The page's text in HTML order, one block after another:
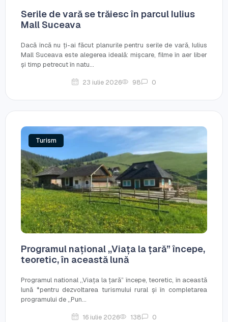
Serile de vară se trăiesc în parcul Iulius
Mall Suceava
Dacă încă nu ți-ai făcut planurile pentru serile de vară, Iulius
Mall Suceava este alegerea ideală: mișcare, filme în aer liber
și timp petrecut în natu...
23 iulie 2026 98 0
Turism
Programul național ,,Viața la țară” începe,
teoretic, în această lună
Programul national ,,Viața la țară” începe, teoretic, în această
lună *pentru dezvoltarea turismului rural și în completarea
programului de ,,Pun...
16 iulie 2026 138 0